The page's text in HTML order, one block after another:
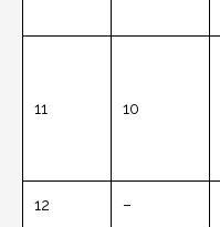
11 10
12 –